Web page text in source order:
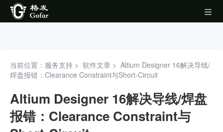
当前位置：服务支持 > 软件文章 > Altium Designer 16解决导线/
焊盘报错：Clearance Constraint与Short-Circuit
Altium Designer 16解决导线/焊盘
报错：Clearance Constraint与